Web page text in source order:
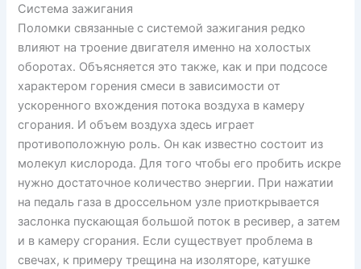
Система зажигания
Поломки связанные с системой зажигания редко
влияют на троение двигателя именно на холостых
оборотах. Объясняется это также, как и при подсосе
характером горения смеси в зависимости от
ускоренного вхождения потока воздуха в камеру
сгорания. И объем воздуха здесь играет
противоположную роль. Он как известно состоит из
молекул кислорода. Для того чтобы его пробить искре
нужно достаточное количество энергии. При нажатии
на педаль газа в дроссельном узле приоткрывается
заслонка пускающая большой поток в ресивер, а затем
и в камеру сгорания. Если существует проблема в
свечах, к примеру трещина на изоляторе, катушке